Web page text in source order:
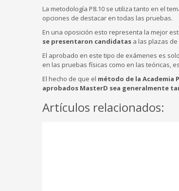
La metodología P8.10 se utiliza tanto en el
opciones de destacar en todas las pruebas.
En una oposición esto representa la mejor
se presentaron candidatas a las plazas
El aprobado en este tipo de exámenes es
en las pruebas físicas como en las teóricas,
El hecho de que el método de la Academia
aprobados MasterD sea generalmente
Artículos relacionados: